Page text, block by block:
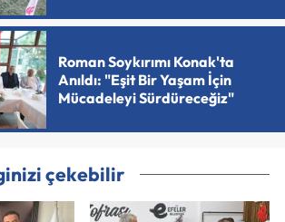
Roman Soykırımı Konak'ta
Anıldı: "Eşit Bir Yaşam İçin
Mücadeleyi Sürdüreceğiz"
çekebilir